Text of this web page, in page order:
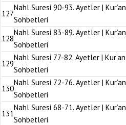
127
Nahl Suresi 90-93. Ayetler | Kur’an
Sohbetleri
128
Nahl Suresi 83-89. Ayetler | Kur’an
Sohbetleri
129
Nahl Suresi 77-82. Ayetler | Kur’an
Sohbetleri
130
Nahl Suresi 72-76. Ayetler | Kur’an
Sohbetleri
131
Nahl Suresi 68-71. Ayetler | Kur’an
Sohbetleri